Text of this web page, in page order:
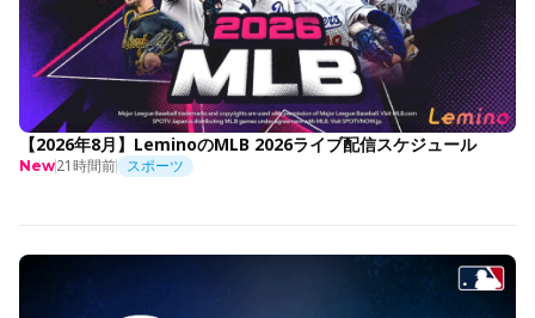
【2026年8月】LeminoのMLB 2026ライブ配信スケジュール
New21時間前 スポーツ